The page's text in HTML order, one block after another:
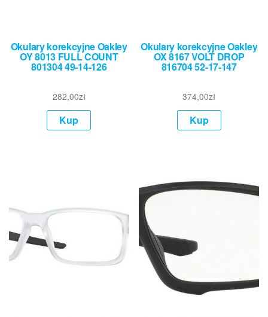
Okulary korekcyjne Oakley
OY 8013 FULL COUNT
801304 49-14-126
282,00zł
Kup
Okulary korekcyjne Oakley
OX 8167 VOLT DROP
816704 52-17-147
374,00zł
Kup